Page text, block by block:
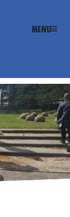
Menu